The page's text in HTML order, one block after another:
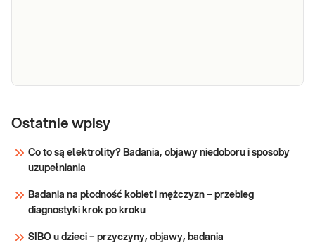
wolny
Wykonywane w przypadkach, gdy
testosteronu całkowitego jest wątpliwa lub
stanów związanych z nadm
Ostatnie wpisy
Co to są elektrolity? Badania, objawy niedoboru i sposoby
uzupełniania
Badania na płodność kobiet i mężczyzn – przebieg
diagnostyki krok po kroku
SIBO u dzieci – przyczyny, objawy, badania